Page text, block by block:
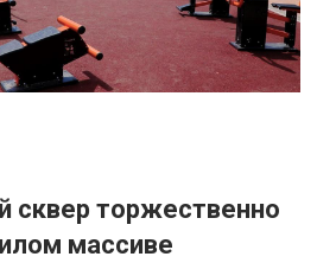
сквер торжественно
массиве